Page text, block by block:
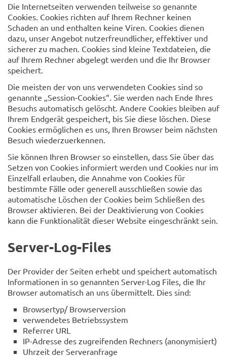
Die Internetseiten verwenden teilweise so genannte
Cookies. Cookies richten auf Ihrem Rechner keinen
Schaden an und enthalten keine Viren. Cookies dienen
dazu, unser Angebot nutzerfreundlicher, effektiver und
sicherer zu machen. Cookies sind kleine Textdateien, die
auf Ihrem Rechner abgelegt werden und die Ihr Browser
speichert.
Die meisten der von uns verwendeten Cookies sind so
genannte „Session-Cookies“. Sie werden nach Ende Ihres
Besuchs automatisch gelöscht. Andere Cookies bleiben auf
Ihrem Endgerät gespeichert, bis Sie diese löschen. Diese
Cookies ermöglichen es uns, Ihren Browser beim nächsten
Besuch wiederzuerkennen.
Sie können Ihren Browser so einstellen, dass Sie über das
Setzen von Cookies informiert werden und Cookies nur im
Einzelfall erlauben, die Annahme von Cookies für
bestimmte Fälle oder generell ausschließen sowie das
automatische Löschen der Cookies beim Schließen des
Browser aktivieren. Bei der Deaktivierung von Cookies
kann die Funktionalität dieser Website eingeschränkt sein.
Server-Log-Files
Der Provider der Seiten erhebt und speichert automatisch
Informationen in so genannten Server-Log Files, die Ihr
Browser automatisch an uns übermittelt. Dies sind:
Browsertyp/ Browserversion
verwendetes Betriebssystem
Referrer URL
IP-Adresse des zugreifenden Rechners (anonymisiert)
Uhrzeit der Serveranfrage